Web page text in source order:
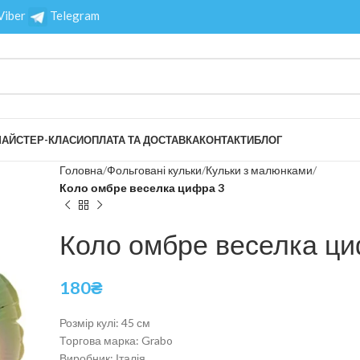
Telegram
КЛАСИОПЛАТА ТА ДОСТАВКАКОНТАКТИБЛОГ
Головна Фольговані кульки Кульки з малюнками
Коло омбре веселка цифра 3
Коло омбре веселка
180₴
Розмір кулі: 45 см
Торгова марка: Grabo